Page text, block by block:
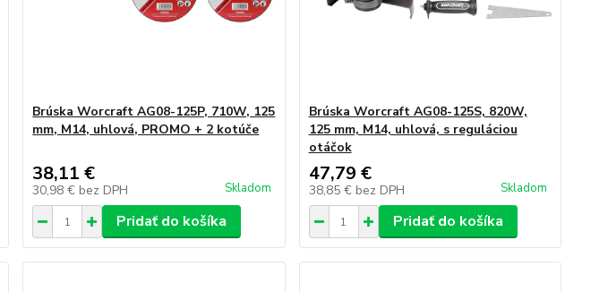
Brúska Worcraft AG08-125P, 710W, 125
mm, M14, uhlová, PROMO + 2 kotúče
38,11 €
30,98 € bez DPH Skladom
Pridať do košíka
Brúska Worcraft AG08-125S, 820W,
125 mm, M14, uhlová, s reguláciou
otáčok
47,79 €
38,85 € bez DPH Skladom
Pridať do košíka